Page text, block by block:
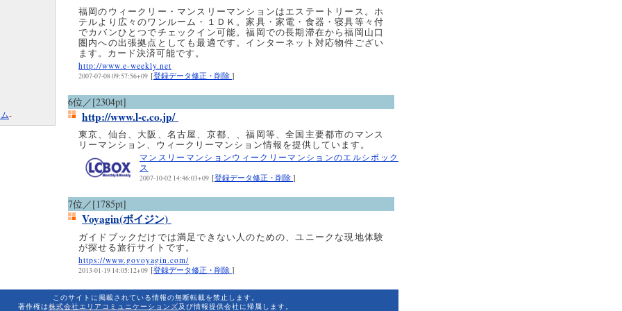
福岡のウィークリー・マンスリーマンションはエステートリース。ホ
テルより広々のワンルーム・１ＤＫ。家具・家電・食器・寝具等々付
でカバンひとつでチェックイン可能。福岡での長期滞在から福岡山口
圏内への出張拠点としても最適です。インターネット対応物件ござい
ます。カード決済可能です。
http://www.e-weekly.net
2007-07-08 09:57:56+09 [登録データ修正・削除 ]
6位／[2304pt]
http://www.l-c.co.jp/
東京、仙台、大阪、名古屋、京都、、福岡等、全国主要都市のマンス
リーマンション、ウィークリーマンション情報を提供しています。
マンスリーマンションウィークリーマンションのエルシボック
ス
2007-10-02 14:46:03+09 [登録データ修正・削除 ]
7位／[1785pt]
Voyagin(ボイジン)
ガイドブックだけでは満足できない人のための、ユニークな現地体験
が探せる旅行サイトです。
https://www.govoyagin.com/
2013-01-19 14:05:12+09 [登録データ修正・削除 ]
-
このサイトに掲載されている情報の無断転載を禁止します。
著作権は株式会社エリアコミュニケーションズ及び情報提供会社に帰属します。